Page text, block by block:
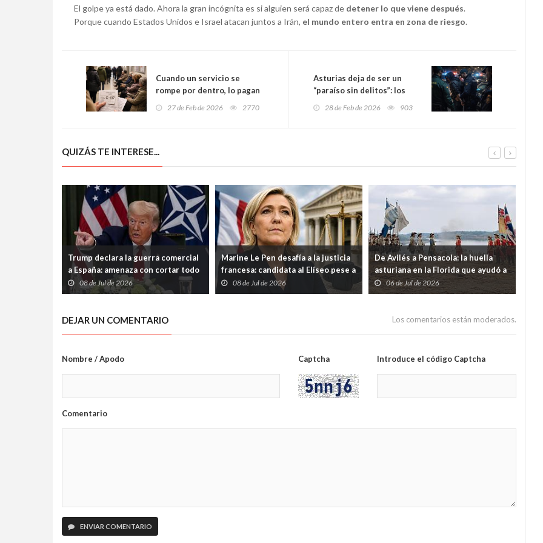
El golpe ya está dado. Ahora la gran incógnita es si alguien será capaz de detener lo que viene después.
Porque cuando Estados Unidos e Israel atacan juntos a Irán, el mundo entero entra en zona de riesgo.
Cuando un servicio se
rompe por dentro, lo pagan
12.000 pacientes:
27 de Feb de 2026 2770
Asturias deja de ser un
“paraíso sin delitos”: los
sindicatos policiales alertan
28 de Feb de 2026 903
QUIZÁS TE INTERESE...
Trump declara la guerra comercial
a España: amenaza con cortar todo
vínculo y convierte a Madrid en el
gran señalado de la OTAN
08 de Jul de 2026
Marine Le Pen desafía a la justicia
francesa: candidata al Elíseo pese a
su condena por malversación
08 de Jul de 2026
De Avilés a Pensacola: la huella
asturiana en la Florida que ayudó a
nacer a Estados Unidos
06 de Jul de 2026
DEJAR UN COMENTARIO Los comentarios están moderados.
Nombre / Apodo Captcha Introduce el código Captcha
Comentario
ENVIAR COMENTARIO